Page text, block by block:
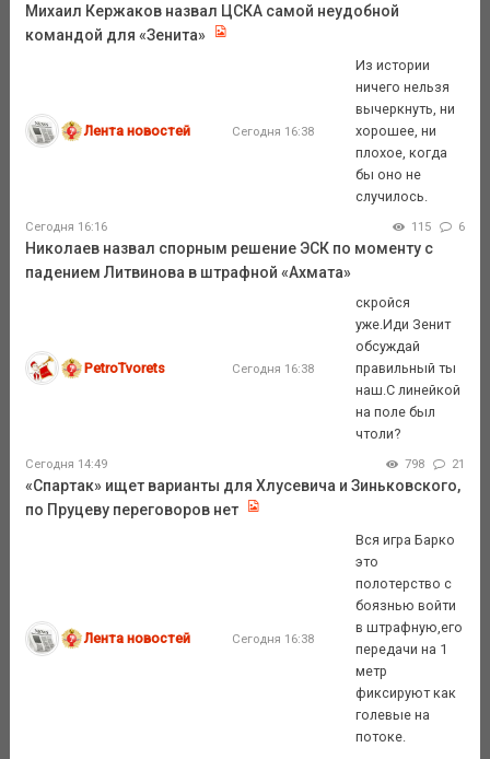
Михаил Кержаков назвал ЦСКА самой неудобной
командой для «Зенита»
Лента новостей Сегодня 16:38
Из истории
ничего нельзя
вычеркнуть, ни
хорошее, ни
плохое, когда
бы оно не
случилось.
Сегодня 16:16 115 6
Николаев назвал спорным решение ЭСК по моменту с
падением Литвинова в штрафной «Ахмата»
PetroTvorets Сегодня 16:38
скройся
уже.Иди Зенит
обсуждай
правильный ты
наш.С линейкой
на поле был
чтоли?
Сегодня 14:49 798 21
«Спартак» ищет варианты для Хлусевича и Зиньковского,
по Пруцеву переговоров нет
Лента новостей Сегодня 16:38
Вся игра Барко
это
полотерство с
боязнью войти
в штрафную,его
передачи на 1
метр
фиксируют как
голевые на
потоке.